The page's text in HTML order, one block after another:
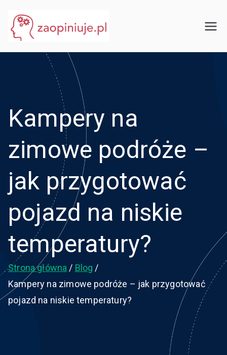
treści
Kampery na
zimowe podróże –
jak przygotować
pojazd na niskie
temperatury?
Strona główna
Blog
Kampery na zimowe podróże – jak przygotować
pojazd na niskie temperatury?